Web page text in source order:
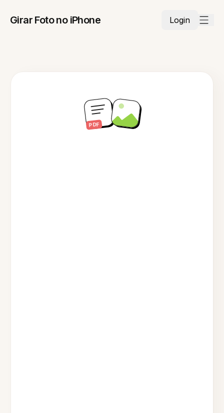
Girar Foto no iPhone Login